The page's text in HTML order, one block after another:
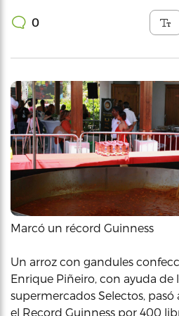
0
Marcó un récord Guinness
Un arroz con gandules
Enrique Piñeiro, con ayuda de
supermercados Selectos,
el Record Guinness por 400